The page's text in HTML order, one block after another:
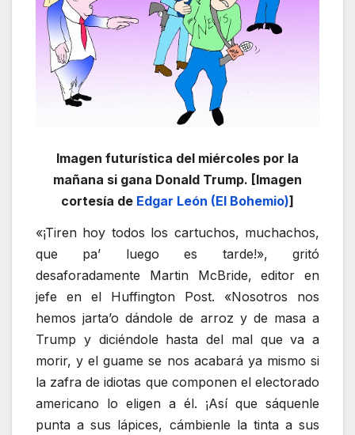
Imagen futurística del miércoles por la
mañana si gana Donald Trump. [Imagen
cortesía de Edgar León (El Bohemio)]
«¡Tiren hoy todos los cartuchos, muchachos,
que pa’ luego es tarde!», gritó
desaforadamente Martin McBride, editor en
jefe en el Huffington Post. «Nosotros nos
hemos jarta’o dándole de arroz y de masa a
Trump y diciéndole hasta del mal que va a
morir, y el guame se nos acabará ya mismo si
la zafra de idiotas que componen el electorado
americano lo eligen a él. ¡Así que sáquenle
punta a sus lápices, cámbienle la tinta a sus